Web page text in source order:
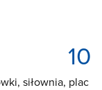
10
siłownia, plac